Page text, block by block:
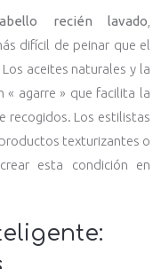
recién lavado
difícil de peinar que el
aceites naturales y la
« agarre » que facilita la
recogidos. Los estilistas
texturizantes o
esta condición en